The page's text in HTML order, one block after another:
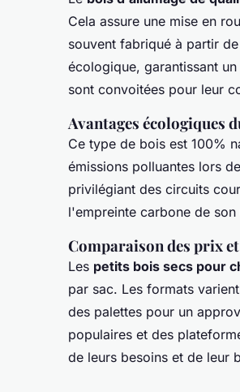
Cela assure une mise en
souvent fabriqué à partir
écologique, garantissant
sont convoitées pour leur
Avantages écologiques
Ce type de bois est 100%
émissions polluantes lors
privilégiant des circuits
l'empreinte carbone de son
Comparaison des prix
Les petits bois secs pour
par sac. Les formats
des palettes pour un
populaires et des
de leurs besoins et de leur